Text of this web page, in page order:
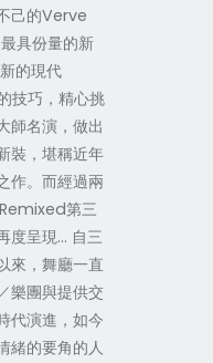
己的Verve
具份量的新
的現代
巧，精心挑
師名演，做出
裝，堪稱近年
作。而經過兩
第三
度呈現… 自三
來，舞廳一直
樂團與提供交
代演進，如今
緒的要角的人